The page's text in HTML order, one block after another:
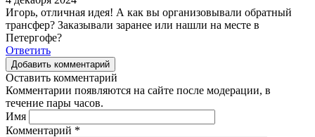
Игорь, отличная идея! А как вы организовывали обратный
трансфер? Заказывали заранее или нашли на месте в
Петергофе?
Ответить
Добавить комментарий
Оставить комментарий
Комментарии появляются на сайте после модерации, в
течение пары часов.
Имя
Комментарий *